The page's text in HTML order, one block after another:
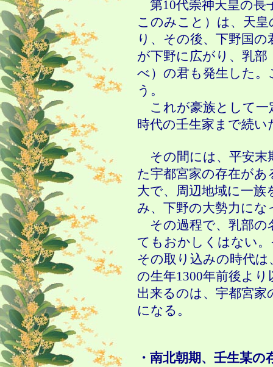
第10代崇神天皇の長
このみこと）は、天
り、その後、下野国
が下野に広がり、乳
べ）の君も発生した
う。
これが豪族として一
時代の壬生家まで続
その間には、平安末
た宇都宮家の存在があ
大で、周辺地域に一
み、下野の大勢力にな
その過程で、乳部の
てもおかしくはない
その取り込みの時代
の生年1300年前後より
出来るのは、宇都宮
になる。
・南北朝期、壬生某